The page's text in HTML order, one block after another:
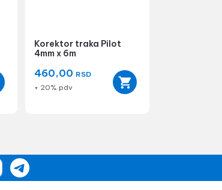
Korektor traka Pilot
4mm x 6m
460,00 RSD
+ 20% pdv